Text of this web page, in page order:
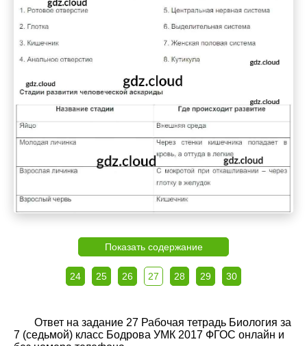
Показать содержание
24 25 26 27 28 29 30
Ответ на задание 27 Рабочая тетрадь Биология за
7 (седьмой) класс Бодрова УМК 2017 ФГОС онлайн и